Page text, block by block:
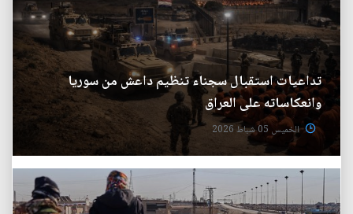
تداعيات استقبال سجناء تنظيم داعش من سوريا
وانعكاساته على العراق
الخميس 05 شباط 2026